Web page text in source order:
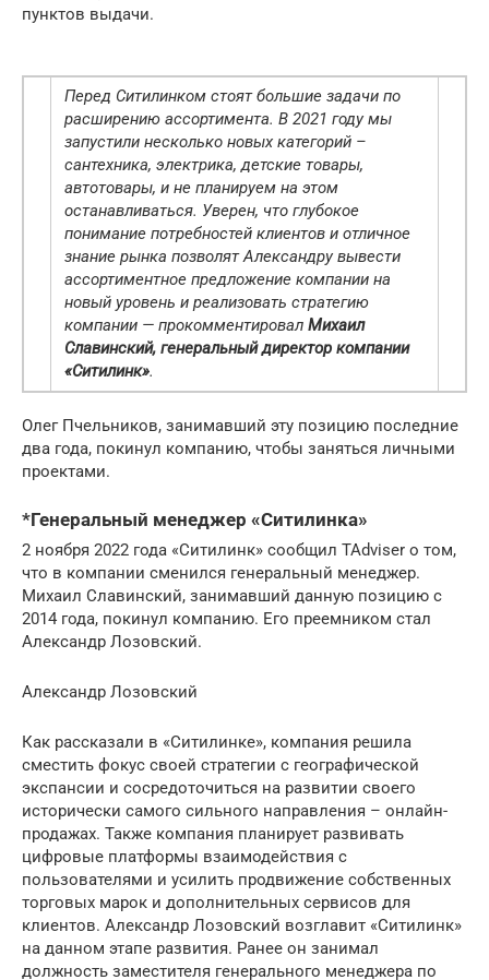
пунктов выдачи.
Перед Ситилинком стоят большие задачи по
расширению ассортимента. В 2021 году мы
запустили несколько новых категорий –
сантехника, электрика, детские товары,
автотовары, и не планируем на этом
останавливаться. Уверен, что глубокое
понимание потребностей клиентов и отличное
знание рынка позволят Александру вывести
ассортиментное предложение компании на
новый уровень и реализовать стратегию
компании — прокомментировал Михаил
Славинский, генеральный директор компании
«Ситилинк».
Олег Пчельников, занимавший эту позицию последние
два года, покинул компанию, чтобы заняться личными
проектами.
*Генеральный менеджер «Ситилинка»
2 ноября 2022 года «Ситилинк» сообщил TAdviser о том,
что в компании сменился генеральный менеджер.
Михаил Славинский, занимавший данную позицию с
2014 года, покинул компанию. Его преемником стал
Александр Лозовский.
Александр Лозовский
Как рассказали в «Ситилинке», компания решила
сместить фокус своей стратегии с географической
экспансии и сосредоточиться на развитии своего
исторически самого сильного направления – онлайн-
продажах. Также компания планирует развивать
цифровые платформы взаимодействия с
пользователями и усилить продвижение собственных
торговых марок и дополнительных сервисов для
клиентов. Александр Лозовский возглавит «Ситилинк»
на данном этапе развития. Ранее он занимал
должность заместителя генерального менеджера по